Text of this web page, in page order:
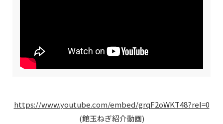
https://www.youtube.com/embed/grqF2oWKT48?rel=0
(館玉ねぎ紹介動画)